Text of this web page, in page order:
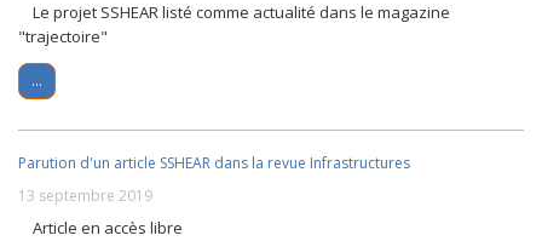
Le projet SSHEAR listé comme actualité dans le magazine
"trajectoire"
...
Parution d'un article SSHEAR dans la revue Infrastructures
13 septembre 2019
Article en accès libre